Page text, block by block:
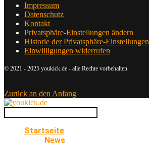
Impressum
Datenschutz
Kontakt
Privatsphäre-Einstellungen ändern
Historie der Privatsphäre-Einstellungen
Einwilligungen widerrufen
© 2021 - 2025 youkick.de - alle Rechte vorbehalten
Zurück an den Anfang
Startseite
News